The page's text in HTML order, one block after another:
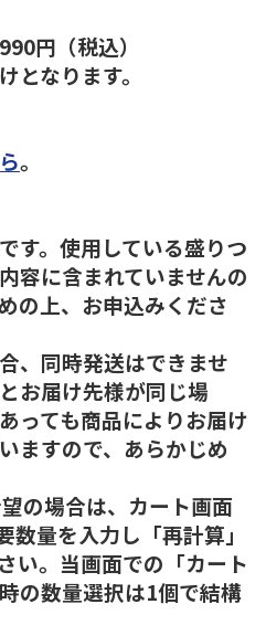
円（税込）
なります。
。
す。使用している盛りつ
容に含まれていませんの
の上、お申込みくださ
、同時発送はできませ
お届け先様が同じ場
っても商品によりお届け
ますので、あらかじめ
の場合は、カート画面
量を入力し「再計算」
い。当画面での「カート
の数量選択は1個で結構